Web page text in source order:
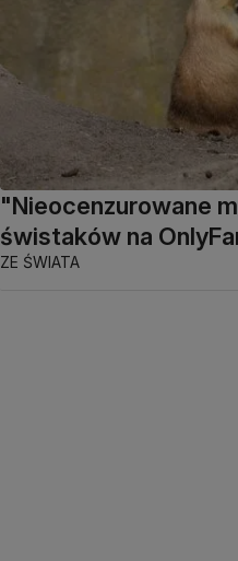
"Nieocenzurowane
świstaków na
ZE ŚWIATA